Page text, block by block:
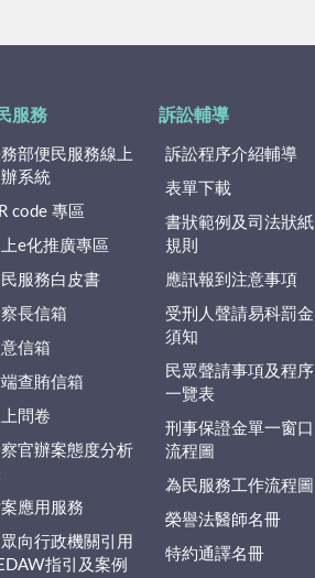
服務
部便民服務線上
系統
code 專區
e化推廣專區
服務白皮書
長信箱
信箱
查賄信箱
問卷
官辦案態度分析
應用服務
眾向行政機關引用
指引及案例
訴訟輔導
訴訟程序介紹輔導
表單下載
書狀範例及司法狀紙
規則
應訊報到注意事項
受刑人聲請易科罰金
須知
民眾聲請事項及程序
一覽表
刑事保證金單一窗口
流程圖
為民服務工作流程圖
榮譽法醫師名冊
特約通譯名冊